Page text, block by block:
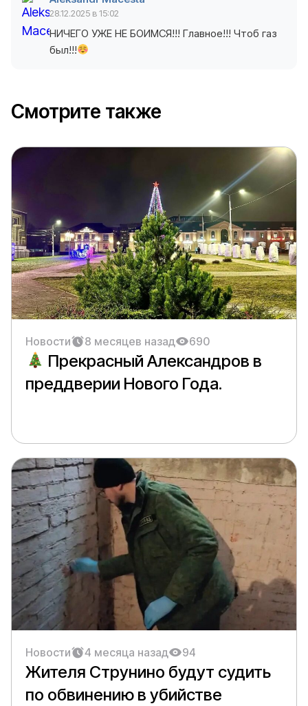
28.12.2025 в 15:02
НИЧЕГО УЖЕ НЕ БОИМСЯ!!! Главное!!! Чтоб газ
был!!!
Смотрите также
Новости 8 месяцев назад 690
Прекрасный Александров в
преддверии Нового Года.
Новости 4 месяца назад 94
Жителя Струнино будут судить
по обвинению в убийстве